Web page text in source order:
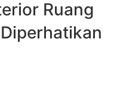
Ruang